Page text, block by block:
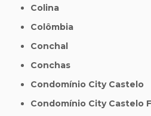
Colina
Colômbia
Conchal
Conchas
Condomínio City Castelo
Condomínio City Castelo